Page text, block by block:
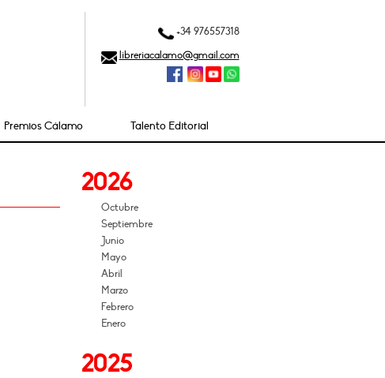
+34 976557318
libreriacalamo@gmail.com
Premios Cálamo Talento Editorial
2026
Octubre
Septiembre
Junio
Mayo
Abril
Marzo
Febrero
Enero
2025